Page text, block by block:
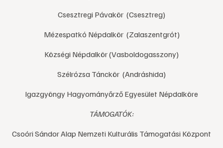
Csesztregi Pávakör (Csesztreg)
Mézespatkó Népdalkör (Zalaszentgrót)
Községi Népdalkör (Vasboldogasszony)
Szélrózsa Tánckör (Andráshida)
Igazgyöngy Hagyományőrző Egyesület Népdalköre
TÁMOGATÓK:
Csoóri Sándor Alap Nemzeti Kulturális Támogatási Központ